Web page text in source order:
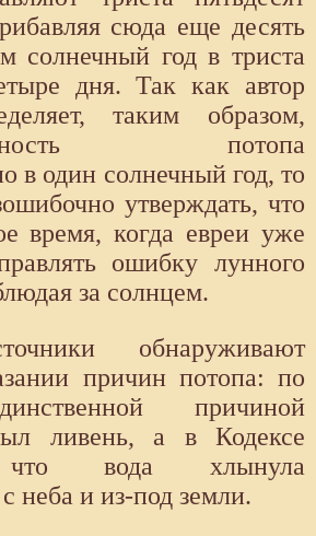
сюда еще десять
солнечный год в триста
дня. Так как автор
таким образом,
потопа
в один солнечный год, то
утверждать, что
время, когда евреи уже
ошибку лунного
за солнцем.
обнаруживают
причин потопа: по
причиной
ливень, а в Кодексе
что вода хлынула
неба и из-под земли.